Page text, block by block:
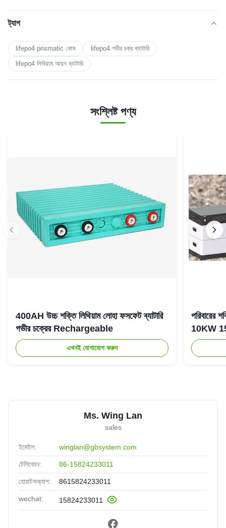
ট্যাগ
lifepo4 prismatic কোষ
lifepo4 গভীর চক্র ব্যাটারি
lifepo4 লিথিয়াম আয়ন ব্যাটারি
সংশ্লিষ্ট পণ্য
400AH উচ্চ শক্তি লিথিয়াম লোহা ফসফেট ব্যাটারি
গভীর চক্রের Rechargeable
এখনই যোগাযোগ করুন
10KW
Ms. Wing Lan
sales
ইমেইল: winglan@gbsystem.com
টেলিফোন: 86-15824233011
হোয়াটসঅ্যাপ: 8615824233011
wechat: 15824233011